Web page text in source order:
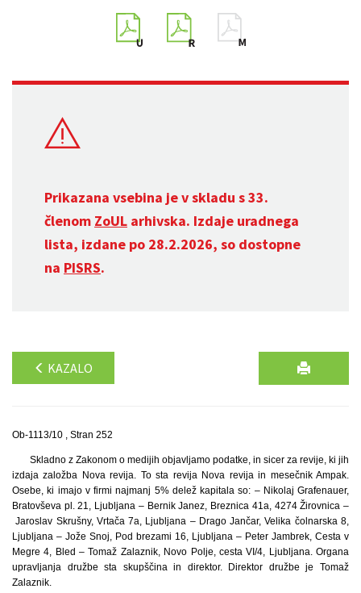
Prikazana vsebina je v skladu s 33.
členom ZoUL arhivska. Izdaje uradnega
lista, izdane po 28.2.2026, so dostopne
na PISRS.
KAZALO
Ob-1113/10 , Stran 252
Skladno z Zakonom o medijih objavljamo podatke, in sicer za revije, ki jih
izdaja založba Nova revija. To sta revija Nova revija in mesečnik Ampak.
Osebe, ki imajo v firmi najmanj 5% delež kapitala so: – Nikolaj Grafenauer,
Bratovševa pl. 21, Ljubljana – Bernik Janez, Breznica 41a, 4274 Žirovnica –
Jaroslav Skrušny, Vrtača 7a, Ljubljana – Drago Jančar, Velika čolnarska 8,
Ljubljana – Jože Snoj, Pod brezami 16, Ljubljana – Peter Jambrek, Cesta v
Megre 4, Bled – Tomaž Zalaznik, Novo Polje, cesta VI/4, Ljubljana. Organa
upravljanja družbe sta skupščina in direktor. Direktor družbe je Tomaž
Zalaznik.